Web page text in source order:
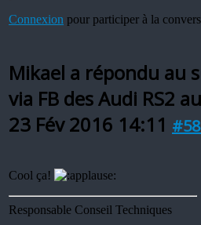
Connexion pour participer à la
Mikael a répondu au
via FB des Audi RS2
23 Fév 2016 14:11
Cool ça!
Responsable Conseil Techniques